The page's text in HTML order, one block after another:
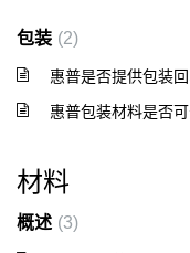
包装 2
惠普是否提供包装回
惠普包装材料是否
材料
概述 3